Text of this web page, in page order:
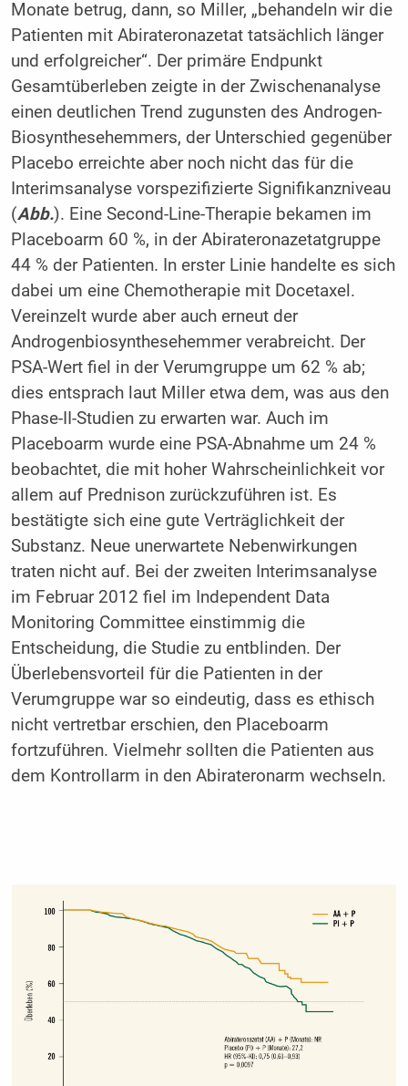
Monate betrug, dann, so Miller, „behandeln wir die
Patienten mit Abirateronazetat tatsächlich länger
und erfolgreicher“. Der primäre Endpunkt
Gesamtüberleben zeigte in der Zwischenanalyse
einen deutlichen Trend zugunsten des Androgen-
Biosynthesehemmers, der Unterschied gegenüber
Placebo erreichte aber noch nicht das für die
Interimsanalyse vorspezifizierte Signifikanzniveau
(Abb.). Eine Second-Line-Therapie bekamen im
Placeboarm 60 %, in der Abirateronazetatgruppe
44 % der Patienten. In erster Linie handelte es sich
dabei um eine Chemotherapie mit Docetaxel.
Vereinzelt wurde aber auch erneut der
Androgenbio­synthesehemmer verabreicht. Der
PSA-Wert fiel in der Verumgruppe um 62 % ab;
dies entsprach laut Miller etwa dem, was aus den
Phase-II-Studien zu erwarten war. Auch im
Placeboarm wurde eine PSA-Abnahme um 24 %
beobachtet, die mit hoher Wahrscheinlichkeit vor
allem auf Prednison zurückzuführen ist. Es
bestätigte sich eine gute Verträglichkeit der
Substanz. Neue unerwartete Nebenwirkungen
traten nicht auf. Bei der zweiten Interimsanalyse
im Februar 2012 fiel im Independent Data
Monitoring Committee einstimmig die
Entscheidung, die Studie zu entblinden. Der
Überlebensvorteil für die Patienten in der
Verumgruppe war so eindeutig, dass es ethisch
nicht vertretbar erschien, den Placeboarm
fortzuführen. Vielmehr sollten die Patienten aus
dem Kontrollarm in den Abirateronarm wechseln.